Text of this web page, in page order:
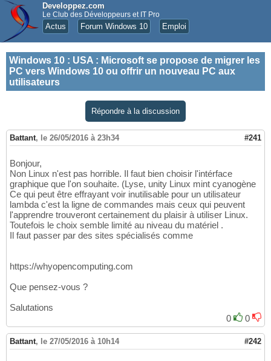
Developpez.com
Le Club des Développeurs et IT Pro
Actus Forum Windows 10 Emploi
Windows 10 : USA : Microsoft se propose de migrer les
PC vers Windows 10 ou offrir un nouveau PC aux
utilisateurs
Répondre à la discussion
Battant, le 26/05/2016 à 23h34 #241
Bonjour,
Non Linux n'est pas horrible. Il faut bien choisir l'intérface
graphique que l'on souhaite. (Lyse, unity Linux mint cyanogène
Ce qui peut être effrayant voir inutilisable pour un utilisateur
lambda c'est la ligne de commandes mais ceux qui peuvent
l'apprendre trouveront certainement du plaisir à utiliser Linux.
Toutefois le choix semble limité au niveau du matériel .
Il faut passer par des sites spécialisés comme
https://whyopencomputing.com
Que pensez-vous ?
Salutations
0
0
Battant, le 27/05/2016 à 10h14 #242